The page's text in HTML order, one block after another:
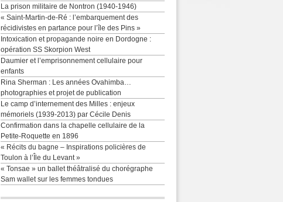
La prison militaire de Nontron (1940-1946)
« Saint-Martin-de-Ré : l’embarquement des
récidivistes en partance pour l’île des Pins »
Intoxication et propagande noire en Dordogne :
opération SS Skorpion West
Daumier et l’emprisonnement cellulaire pour
enfants
Rina Sherman : Les années Ovahimba…
photographies et projet de publication
Le camp d’internement des Milles : enjeux
mémoriels (1939-2013) par Cécile Denis
Confirmation dans la chapelle cellulaire de la
Petite-Roquette en 1896
« Récits du bagne – Inspirations policières de
Toulon à l’Île du Levant »
« Tonsae » un ballet théâtralisé du chorégraphe
Sam wallet sur les femmes tondues